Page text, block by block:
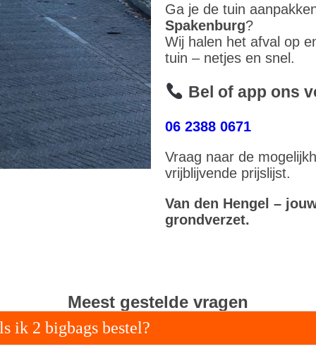
Ga je de tuin
Spakenburg?
Wij halen het afval op
tuin – netjes en snel.
Bel of app ons
06 2388 0671
Vraag naar de
vrijblijvende prijslijst.
Van den Hengel –
grondverzet.
Meest gestelde vragen
ik 2 bigbags bestel?